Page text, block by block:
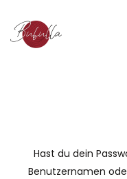
Hast du dein
Benutzernamen